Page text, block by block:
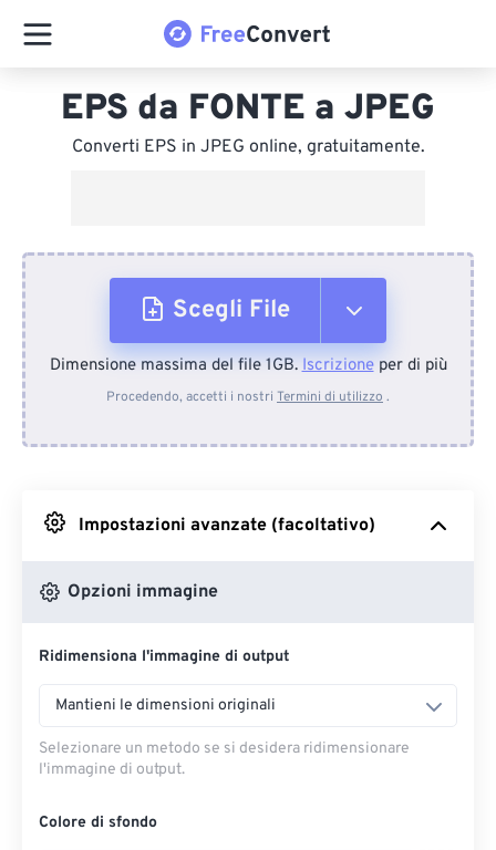
EPS da FONTE a JPEG
Converti EPS in JPEG online, gratuitamente.
Scegli File
Dal dispositivo
Da Google Drive
Dimensione massima del file 1GB.Iscrizioneper di più
Procedendo, accetti i nostri Termini di utilizzo .
Impostazioni avanzate (facoltativo)
Opzioni immagine
Ridimensiona l'immagine di output
Mantieni le dimensioni originali
Selezionare un metodo se si desidera ridimensionare
l'immagine di output.
Colore di sfondo